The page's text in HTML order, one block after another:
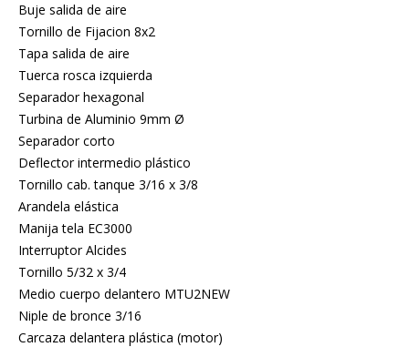
Buje salida de aire
Tornillo de Fijacion 8x2
Tapa salida de aire
Tuerca rosca izquierda
Separador hexagonal
Turbina de Aluminio 9mm Ø
Separador corto
Deflector intermedio plástico
Tornillo cab. tanque 3/16 x 3/8
Arandela elástica
Manija tela EC3000
Interruptor Alcides
Tornillo 5/32 x 3/4
Medio cuerpo delantero MTU2NEW
Niple de bronce 3/16
Carcaza delantera plástica (motor)